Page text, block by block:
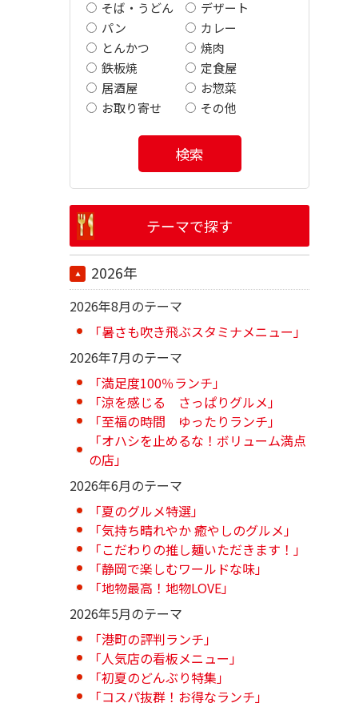
そば・うどん
デザート
パン
カレー
とんかつ
焼肉
鉄板焼
定食屋
居酒屋
お惣菜
お取り寄せ
その他
検索
テーマで探す
2026年
2026年8月のテーマ
「暑さも吹き飛ぶスタミナメニュー」
2026年7月のテーマ
「満足度100％ランチ」
「涼を感じる さっぱりグルメ」
「至福の時間 ゆったりランチ」
「オハシを止めるな！ボリューム満点
の店」
2026年6月のテーマ
「夏のグルメ特選」
「気持ち晴れやか 癒やしのグルメ」
「こだわりの推し麺いただきます！」
「静岡で楽しむワールドな味」
「地物最高！地物LOVE」
2026年5月のテーマ
「港町の評判ランチ」
「人気店の看板メニュー」
「初夏のどんぶり特集」
「コスパ抜群！お得なランチ」